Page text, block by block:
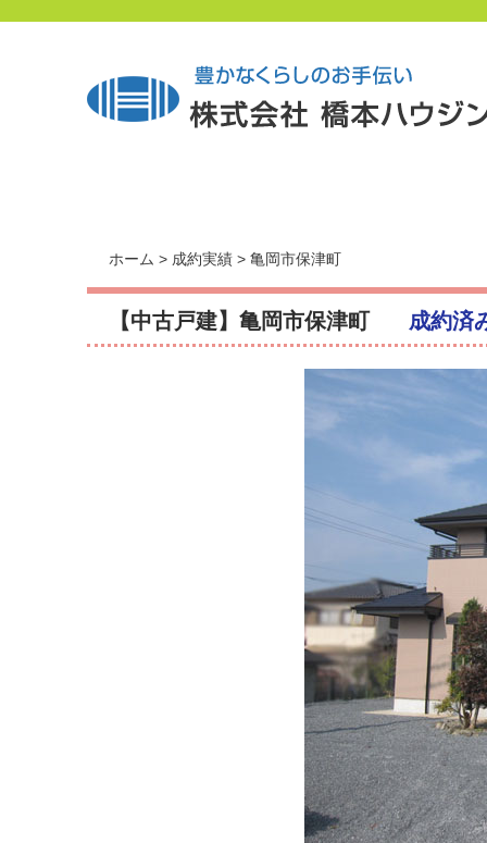
ホーム > 成約実績 > 亀岡市保津町
【中古戸建】亀岡市保津町 成約済